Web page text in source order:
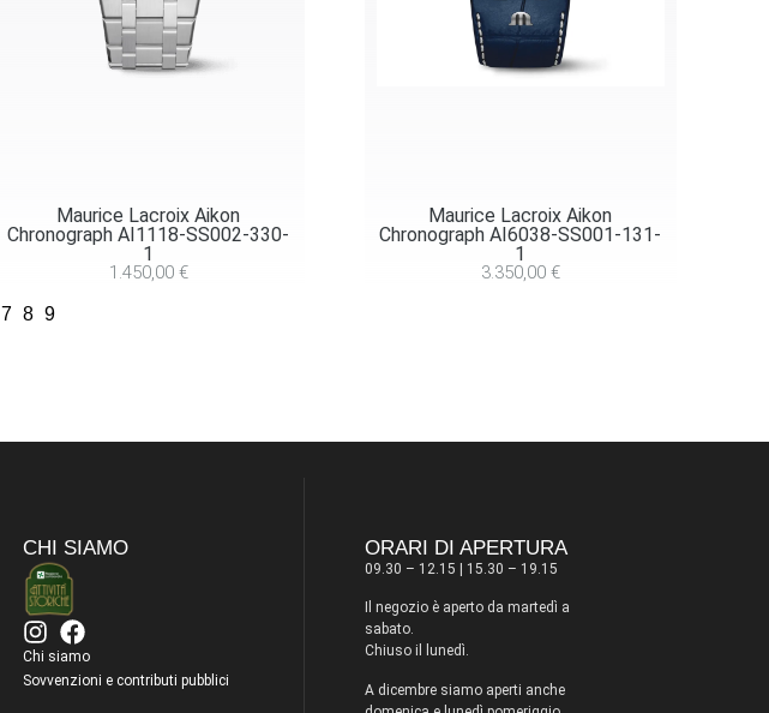
Maurice Lacroix Aikon
Chronograph AI1118-SS002-330-
1
1.450,00 €
Maurice Lacroix Aikon
Chronograph AI6038-SS001-131-
1
3.350,00 €
7 8 9
CHI SIAMO
Chi siamo
Sovvenzioni e contributi pubblici
ORARI DI APERTURA
09.30 – 12.15 | 15.30 – 19.15
Il negozio è aperto da martedì a
sabato.
Chiuso il lunedì.
A dicembre siamo aperti anche